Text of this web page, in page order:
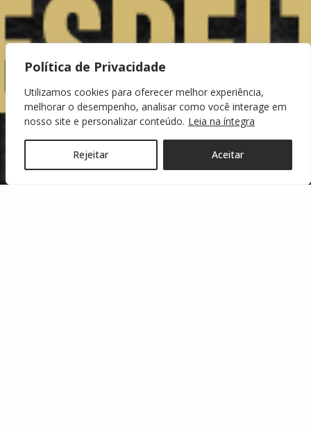
Política de Privacidade
Utilizamos cookies para oferecer melhor experiência,
melhorar o desempenho, analisar como você interage em
nosso site e personalizar conteúdo. Leia na íntegra
Rejeitar Aceitar